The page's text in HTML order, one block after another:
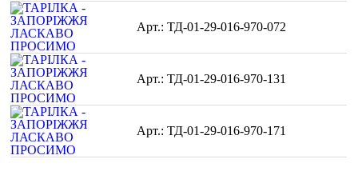
ТД-01-29-016-970-072
ТД-01-29-016-970-131
ТД-01-29-016-970-171